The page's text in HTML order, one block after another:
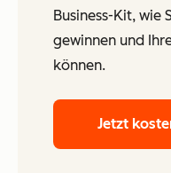
Business-Kit, wie
gewinnen und
können.
Jetzt